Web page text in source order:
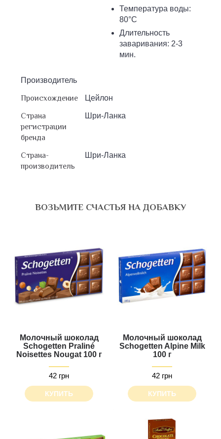
Температура воды:
80°С
Длительность
заваривания: 2-3
мин.
Производитель
Происхождение Цейлон
Страна
регистрации
бренда
Шри-Ланка
Страна-
производитель
Шри-Ланка
ВОЗЬМИТЕ СЧАСТЬЯ НА ДОБАВКУ
Молочный шоколад
Schogetten Praliné
Noisettes Nougat 100 г
42 грн
КУПИТЬ
Молочный шоколад
Schogetten Alpine Milk
100 г
42 грн
КУПИТЬ